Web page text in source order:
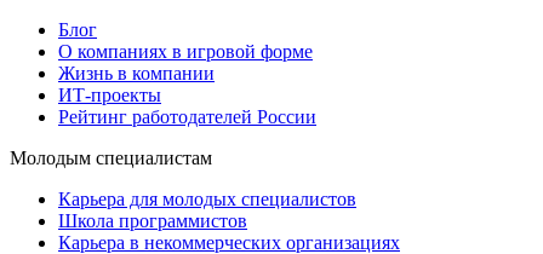
Блог
О компаниях в игровой форме
Жизнь в компании
ИТ-проекты
Рейтинг работодателей России
Молодым специалистам
Карьера для молодых специалистов
Школа программистов
Карьера в некоммерческих организациях